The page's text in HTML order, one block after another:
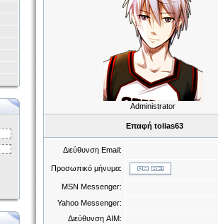
Administrator
Επαφή tolias63
Διεύθυνση Email:
Προσωπικό μήνυμα:
MSN Messenger:
Yahoo Messenger:
Διεύθυνση AIM: